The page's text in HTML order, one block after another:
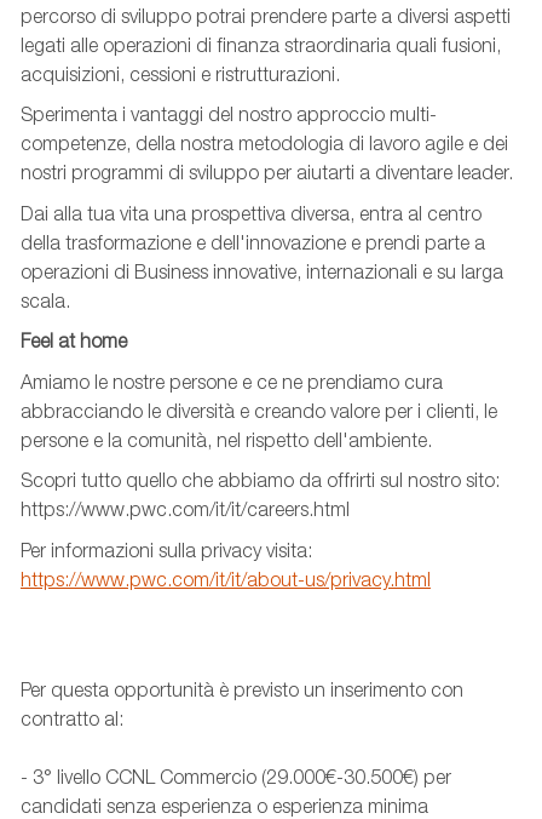
percorso di sviluppo potrai prendere parte a diversi aspetti
legati alle operazioni di finanza straordinaria quali fusioni,
acquisizioni, cessioni e ristrutturazioni.
Sperimenta i vantaggi del nostro approccio multi-
competenze, della nostra metodologia di lavoro agile e dei
nostri programmi di sviluppo per aiutarti a diventare leader.
Dai alla tua vita una prospettiva diversa, entra al centro
della trasformazione e dell'innovazione e prendi parte a
operazioni di Business innovative, internazionali e su larga
scala.
Feel at home
Amiamo le nostre persone e ce ne prendiamo cura
abbracciando le diversità e creando valore per i clienti, le
persone e la comunità, nel rispetto dell'ambiente.
Scopri tutto quello che abbiamo da offrirti sul nostro sito:
https://www.pwc.com/it/it/careers.html
Per informazioni sulla privacy visita:
https://www.pwc.com/it/it/about-us/privacy.html
Per questa opportunità è previsto un inserimento con
contratto al:
- 3° livello CCNL Commercio (29.000€-30.500€) per
candidati senza esperienza o esperienza minima